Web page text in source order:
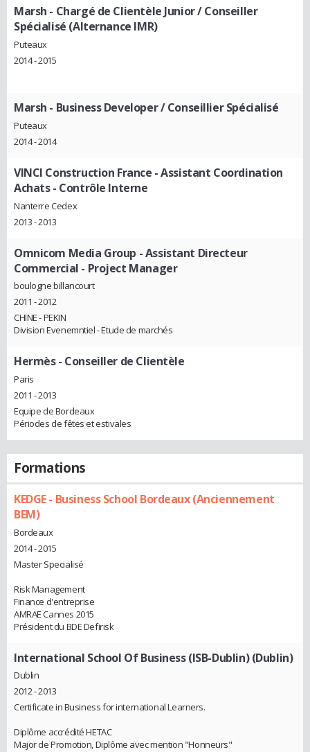
Marsh - Chargé de Clientèle Junior / Conseiller
Spécialisé (Alternance IMR)
Puteaux
2014 - 2015
Marsh - Business Developer / Conseillier Spécialisé
Puteaux
2014 - 2014
VINCI Construction France - Assistant Coordination
Achats - Contrôle Interne
Nanterre Cedex
2013 - 2013
Omnicom Media Group - Assistant Directeur
Commercial - Project Manager
boulogne billancourt
2011 - 2012
CHINE - PEKIN
Division Evenemntiel - Etude de marchés
Hermès- Conseiller de Clientèle
Paris
2011 - 2013
Equipe de Bordeaux
Périodes de fêtes et estivales
Formations
KEDGE - Business School Bordeaux (Anciennement
BEM)
Bordeaux
2014 - 2015
Master Specialisé
Risk Management
Finance d'entreprise
AMRAE Cannes 2015
Président du BDE Defirisk
International School Of Business (ISB-Dublin) (Dublin)
Dublin
2012 - 2013
Certificate in Business for international Learners.
Diplôme accrédité HETAC
Major de Promotion, Diplôme avec mention "Honneurs"